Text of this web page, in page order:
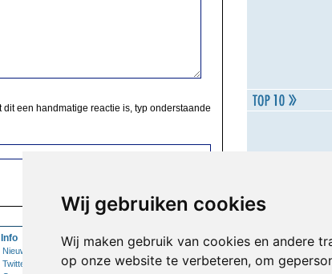
Wij gebruiken cookies
Wij maken gebruik van cookies en andere
op onze website te verbeteren, om
een handmatige reactie is, typ onderstaande
Info
Nieuwsbrief
Twitter
Mijn Account
Inloggen